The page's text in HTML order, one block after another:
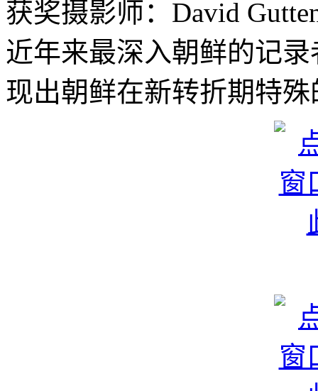
获奖摄影师：David
近年来最深入朝鲜的记
现出朝鲜在新转折期特